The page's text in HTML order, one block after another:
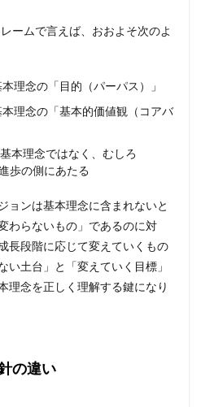
ームで言えば、おおよそ次のよ
理念の「目的（パーパス）」
理念の「基本的価値観（コアバ
本理念ではなく、むしろ
歩の側にあたる
ョンは基本理念に含まれないと
わらないもの」であるのに対
長段階に応じて変えていくもの
い土台」と「変えていく目標」
理念を正しく理解する鍵になり
の違い